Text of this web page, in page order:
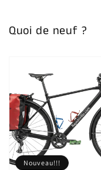
Quoi de neuf ?
Nouveau!!!